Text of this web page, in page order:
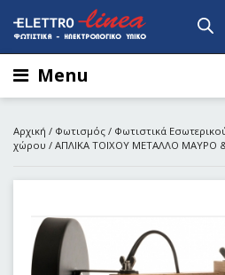
Menu
Αρχική / Φωτισμός / Φωτιστικά
χώρου / ΑΠΛΙΚΑ ΤΟΙΧΟΥ ΜΕΤΑΛΛΟ MAΥΡΟ